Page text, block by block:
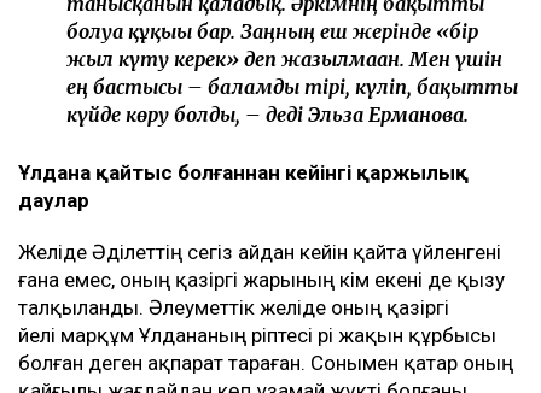
Әділет сұхбатқа анасымен бірге келген. Эльза
Ерманованың айтуынша, келіні қайтыс болғаннан
кейін ұлы бірнеше ай бойы ауыр психологиялық
жағдайды бастан өткерген. Жұмысқа бармай, үйден
де көп шықпаған.
Оның сөзінше, отбасы Әділеттің осы қиын кезеңнен
өтіп, қалыпты өміріне оралғанын қалаған.
– Біз Әділеттің тезірек есін жиып,
адамдармен араласып, жақсы адаммен
танысқанын қаладық. Әркімнің бақытты
болуға құқығы бар. Заңның еш жерінде «бір
жыл күту керек» деп жазылмаған. Мен үшін